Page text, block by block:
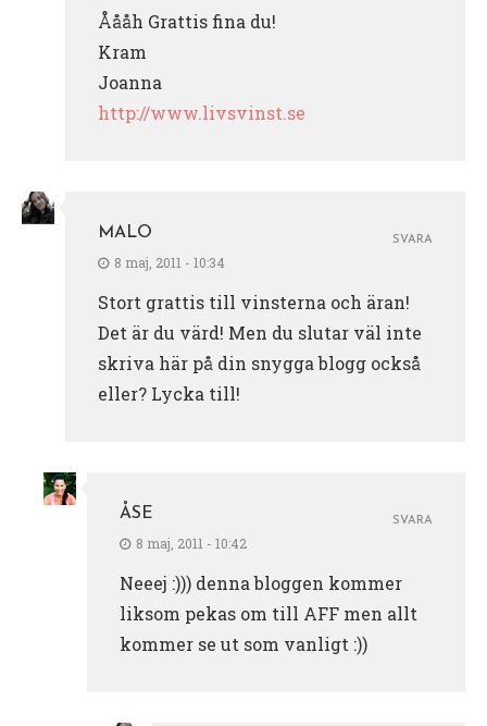
Åååh Grattis fina du!
Kram
Joanna
http://www.livsvinst.se
MALO
8 maj, 2011 - 10:34
Stort grattis till vinsterna och äran!
Det är du värd! Men du slutar väl inte
skriva här på din snygga blogg också
eller? Lycka till!
SVARA
ÅSE
8 maj, 2011 - 10:42
Neeej :))) denna bloggen kommer
liksom pekas om till AFF men allt
kommer se ut som vanligt :))
SVARA